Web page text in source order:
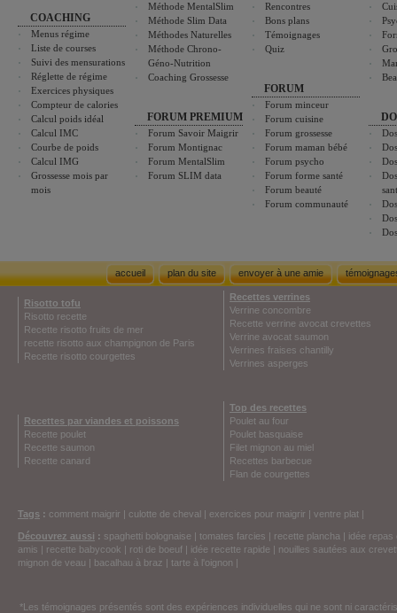
COACHING
Menus régime
Liste de courses
Suivi des mensurations
Réglette de régime
Exercices physiques
Compteur de calories
Calcul poids idéal
Calcul IMC
Courbe de poids
Calcul IMG
Grossesse mois par
mois
Méthode MentalSlim
Méthode Slim Data
Méthodes Naturelles
Méthode Chrono-
Géno-Nutrition
Coaching Grossesse
FORUM PREMIUM
Forum Savoir Maigrir
Forum Montignac
Forum MentalSlim
Forum SLIM data
Rencontres
Bons plans
Témoignages
Quiz
FORUM
Forum minceur
Forum cuisine
Forum grossesse
Forum maman bébé
Forum psycho
Forum forme santé
Forum beauté
Forum communauté
accueil plan du site envoyer à une amie
Risotto tofu
Risotto recette
Recette risotto fruits de mer
recette risotto aux champignon de Paris
Recette risotto courgettes
Recettes verrines
Verrine concombre
Recette verrine avocat crevettes
Verrine avocat saumon
Verrines fraises chantilly
Verrines asperges
Recettes par viandes et poissons
Recette poulet
Recette saumon
Recette canard
Top des recettes
Poulet au four
Poulet basquaise
Filet mignon au miel
Recettes barbecue
Flan de courgettes
Tags : comment maigrir | culotte de cheval | exercices pour maigrir | ventre plat |
Découvrez aussi : spaghetti bolognaise | tomates farcies | recette plancha | idée repas
amis | recette babycook | roti de boeuf | idée recette rapide | nouilles sautées aux
mignon de veau | bacalhau à braz | tarte à l'oignon |
*Les témoignages présentés sont des expériences individuelles qui ne sont ni